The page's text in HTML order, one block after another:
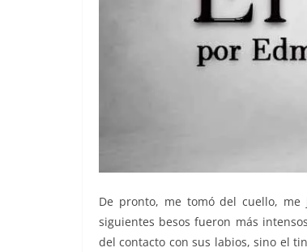
De pronto, me tomó del cuello,
siguientes besos fueron más
del contacto con sus labios, sino el